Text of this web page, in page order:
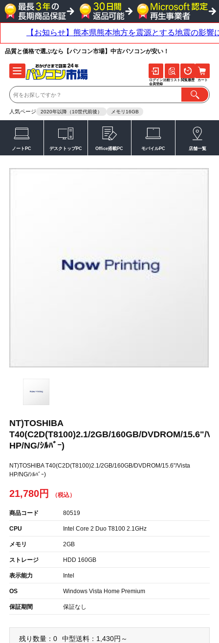
品質と価格で選ぶなら【パソコン市場】中古パソコンが安い！
人気ページ 2020年以降（10世代前後） メモリ16GB
ログイン
会員登録
比較リスト 閲覧履歴 カート
ノートPC デスクトップPC Office搭載PC モバイルPC 店舗一覧
NT)TOSHIBA
T40(C2D(T8100)2.1/2GB/160GB/DVDROM/15.6"/
HP/NG/ｼﾙﾊﾞｰ)
NT)TOSHIBA T40(C2D(T8100)2.1/2GB/160GB/DVDROM/15.6"/Vista
HP/NG/ｼﾙﾊﾞｰ)
21,780円
商品コード 80519
CPU Intel Core 2 Duo T8100 2.1GHz
メモリ 2GB
ストレージ HDD 160GB
表示能力 Intel
OS Windows Vista Home Premium
保証期間 保証なし
残り数量：0 中型送料：1,430円～